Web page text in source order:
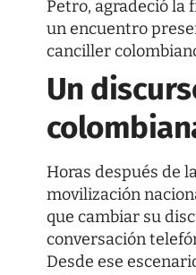
Petro, agradeció la
un encuentro
canciller
Un
Horas después de
movilización
que cambiar su
conversación
Desde ese